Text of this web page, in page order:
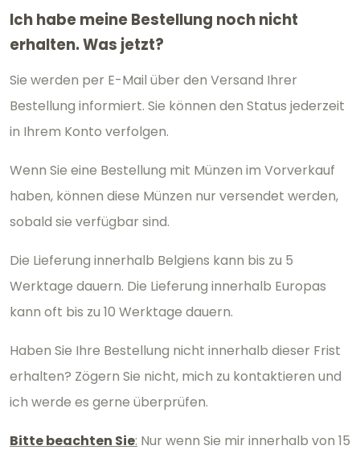
Ich habe meine Bestellung noch nicht
erhalten. Was jetzt?
Sie werden per E-Mail über den Versand Ihrer
Bestellung informiert. Sie können den Status jederzeit
in Ihrem Konto verfolgen.
Wenn Sie eine Bestellung mit Münzen im Vorverkauf
haben, können diese Münzen nur versendet werden,
sobald sie verfügbar sind.
Die Lieferung innerhalb Belgiens kann bis zu 5
Werktage dauern. Die Lieferung innerhalb Europas
kann oft bis zu 10 Werktage dauern.
Haben Sie Ihre Bestellung nicht innerhalb dieser Frist
erhalten? Zögern Sie nicht, mich zu kontaktieren und
ich werde es gerne überprüfen.
Bitte beachten Sie: Nur wenn Sie mir innerhalb von 15